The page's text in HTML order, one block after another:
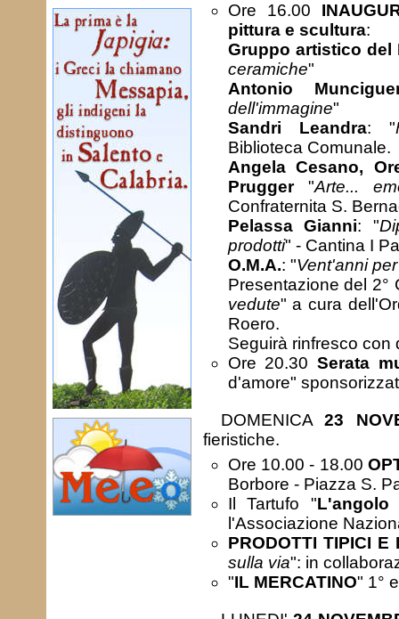
Ore 16.00
pittura e scultura:
Gruppo artistico del
ceramiche"
Antonio
dell'immagine"
Sandri Leandra: "
Biblioteca Comunale.
Angela Cesano,
Prugger"Arte...
Confraternita S.
Pelassa Gianni: "
prodotti" - Cantina I
O.M.A.: "Vent'anni
Presentazione del 2°
vedute" a cura
Roero.
Seguirà rinfresco con
Ore 20.30 Serata
d'amore"
DOMENICA23
fieristiche.
Ore 10.00 - 18.00
Borbore - Piazza S.
Il Tartufo "L'angolo
l'Associazione
PRODOTTI TIPICI E
sulla via": in
"IL MERCATINO" 1°